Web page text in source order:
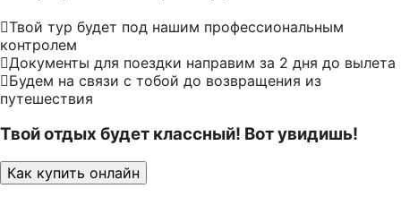
Твой тур будет под нашим профессиональным
контролем
Документы для поездки направим за 2 дня до вылета
Будем на связи с тобой до возвращения из
путешествия
Твой отдых будет классный! Вот увидишь!
Как купить онлайн